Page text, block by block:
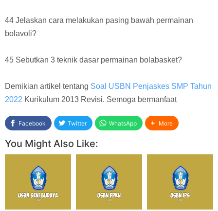
44 Jelaskan cara melakukan pasing bawah permainan
bolavoli?
45 Sebutkan 3 teknik dasar permainan bolabasket?
Demikian artikel tentang Soal USBN Penjaskes SMP Tahun
2022 Kurikulum 2013 Revisi. Semoga bermanfaat
Facebook Twitter WhatsApp More
You Might Also Like: